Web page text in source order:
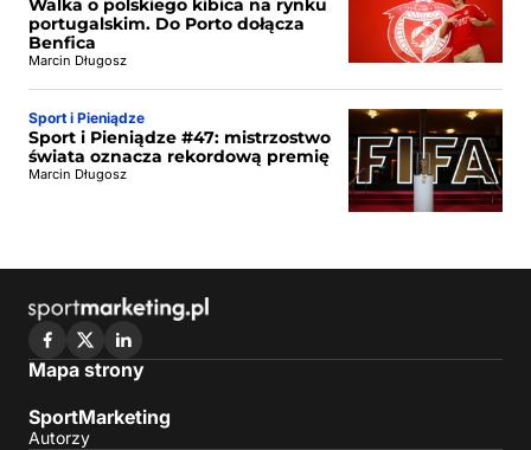
Walka o polskiego kibica na rynku
portugalskim. Do Porto dołącza
Benfica
Marcin Długosz
Sport i Pieniądze
Sport i Pieniądze #47: mistrzostwo
świata oznacza rekordową premię
Marcin Długosz
Mapa strony
SportMarketing
Autorzy